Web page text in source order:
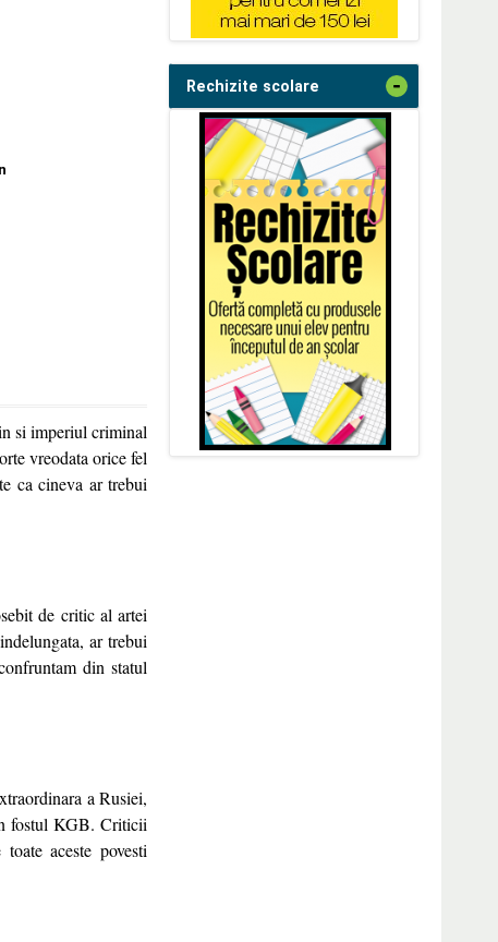
si imperiul criminal
vreodata orice fel
ca cineva ar trebui
de critic al artei
ar trebui
din statul
a Rusiei,
fostul KGB. Criticii
aceste povesti
Rechizite scolare -